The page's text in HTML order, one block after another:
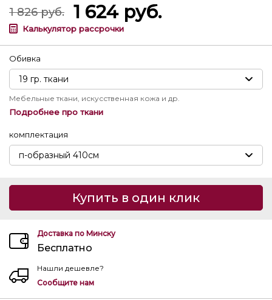
1 826 руб. 1 624 руб.
Калькулятор рассрочки
Обивка
Мебельные ткани, искусственная кожа и др.
Подробнее про ткани
комплектация
Купить в один клик
Доставка по Минску
Бесплатно
Нашли дешевле?
Сообщите нам